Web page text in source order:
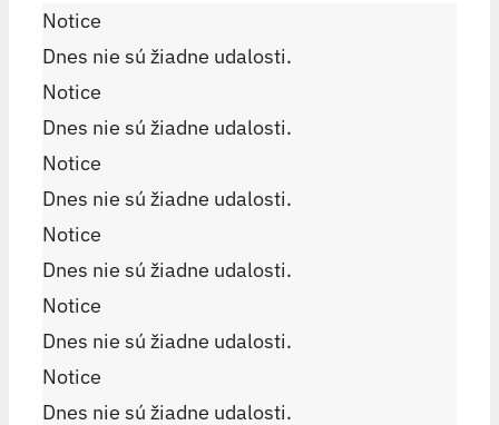
Notice
Dnes nie sú žiadne udalosti.
Notice
Dnes nie sú žiadne udalosti.
Notice
Dnes nie sú žiadne udalosti.
Notice
Dnes nie sú žiadne udalosti.
Notice
Dnes nie sú žiadne udalosti.
Notice
Dnes nie sú žiadne udalosti.